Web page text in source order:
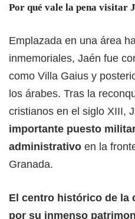
Por qué vale la pena visitar
Emplazada en una área
inmemoriales, Jaén fue
como Villa Gaius y
los árabes. Tras la
cristianos en el siglo XIII,
importante puesto
administrativo en la
Granada.
El centro histórico de la
por su inmenso